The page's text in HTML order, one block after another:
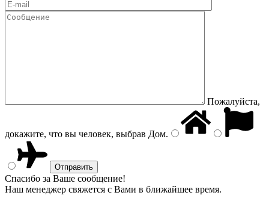
Пожалуйста,
докажите, что вы человек, выбрав Дом.
Спасибо за Ваше сообщение!
Наш менеджер свяжется с Вами в ближайшее время.